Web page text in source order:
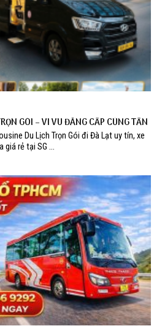
GÓI – VI VU ĐẲNG CẤP CÙNG TẤN
Du Lịch Trọn Gói đi Đà Lạt uy tín, xe
giá rẻ tại SG ...